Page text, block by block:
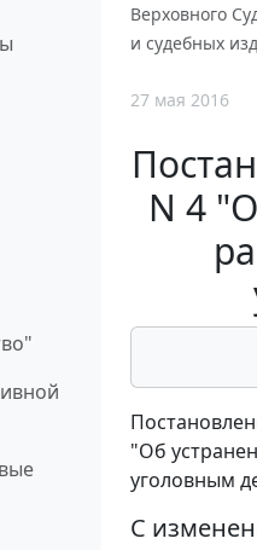
Верховного
и судебных
27 мая 2016
N 4
"Об
уголовным
С